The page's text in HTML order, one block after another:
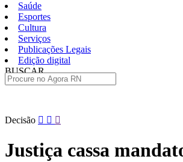
Saúde
Esportes
Cultura
Serviços
Publicações Legais
Edição digital
BUSCAR
Pular
conteúdo
Decisão
Justiça cassa